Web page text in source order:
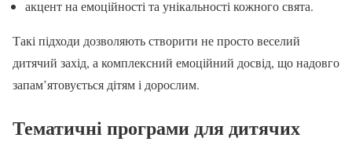
акцент на емоційності та унікальності кожного свята.
Такі підходи дозволяють створити не просто веселий
дитячий захід, а комплексний емоційний досвід, що надовго
запам’ятовується дітям і дорослим.
Тематичні програми для дитячих